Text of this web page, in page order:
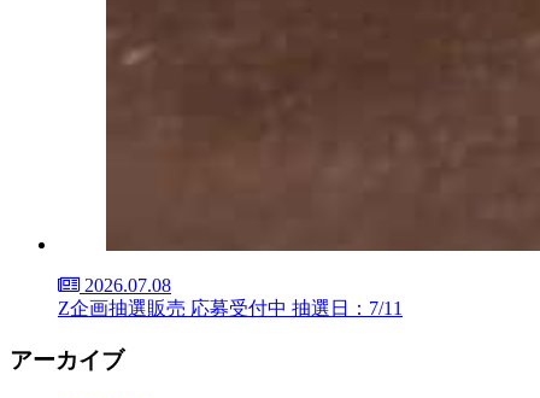
2026.07.08
Z企画抽選販売 応募受付中 抽選日：7/11
アーカイブ